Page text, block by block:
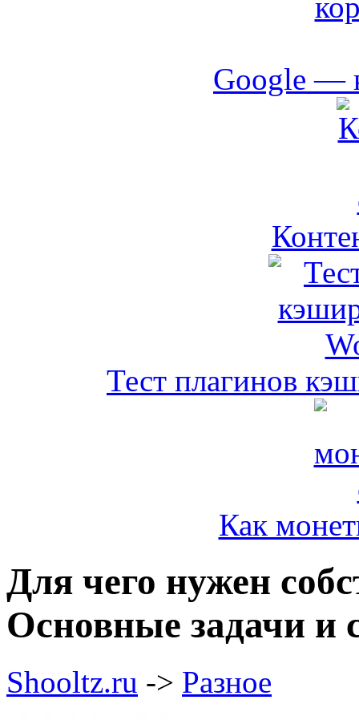
Google —
Тест плагинов
Как
Для чего нужен
Основные задачи и
Shooltz.ru -> Разное